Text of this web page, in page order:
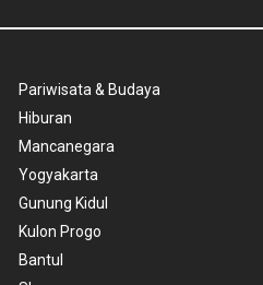
Pariwisata & Budaya
Hiburan
Mancanegara
Yogyakarta
Gunung Kidul
Kulon Progo
Bantul